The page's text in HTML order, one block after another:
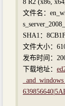
8 R2 (x86,
文件名：
SHA1：
文件大小：
发布时间：
下载地址：